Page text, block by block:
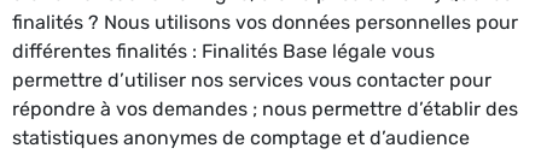
finalités ? Nous utilisons vos données personnelles pour
différentes finalités : Finalités Base légale vous
permettre d’utiliser nos services vous contacter pour
répondre à vos demandes ; nous permettre d’établir des
statistiques anonymes de comptage et d’audience